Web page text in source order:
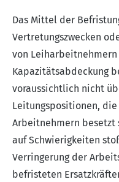
Das Mittel der
Vertretungszwecken
von
Kapazitätsabdeckung
voraussichtlich nicht
Leitungspositionen,
Arbeitnehmern
auf Schwierigkeiten
Verringerung der
befristeten